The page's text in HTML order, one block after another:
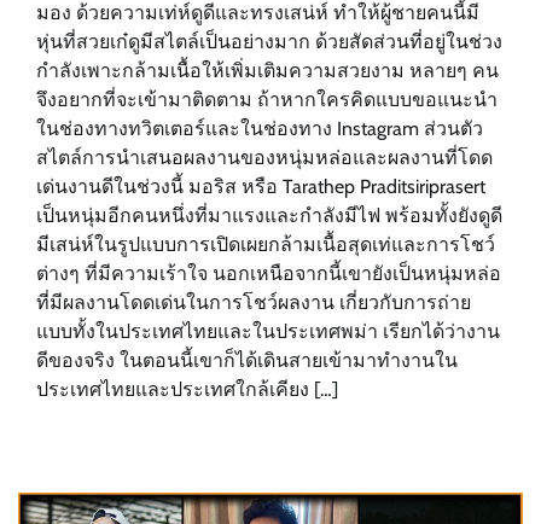
มอง ด้วยความเท่ห์ดูดีและทรงเสน่ห์ ทำให้ผู้ชายคนนี้มี
หุ่นที่สวยเก๋ดูมีสไตล์เป็นอย่างมาก ด้วยสัดส่วนที่อยู่ในช่วง
กำลังเพาะกล้ามเนื้อให้เพิ่มเติมความสวยงาม หลายๆ คน
จึงอยากที่จะเข้ามาติดตาม ถ้าหากใครคิดแบบขอแนะนำ
ในช่องทางทวิตเตอร์และในช่องทาง Instagram ส่วนตัว
สไตล์การนำเสนอผลงานของหนุ่มหล่อและผลงานที่โดด
เด่นงานดีในช่วงนี้ มอริส หรือ Tarathep Praditsiriprasert
เป็นหนุ่มอีกคนหนึ่งที่มาแรงและกำลังมีไฟ พร้อมทั้งยังดูดี
มีเสน่ห์ในรูปแบบการเปิดเผยกล้ามเนื้อสุดเท่และการโชว์
ต่างๆ ที่มีความเร้าใจ นอกเหนือจากนี้เขายังเป็นหนุ่มหล่อ
ที่มีผลงานโดดเด่นในการโชว์ผลงาน เกี่ยวกับการถ่าย
แบบทั้งในประเทศไทยและในประเทศพม่า เรียกได้ว่างาน
ดีของจริง ในตอนนี้เขาก็ได้เดินสายเข้ามาทำงานใน
ประเทศไทยและประเทศใกล้เคียง […]